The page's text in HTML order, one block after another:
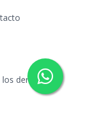
derechos